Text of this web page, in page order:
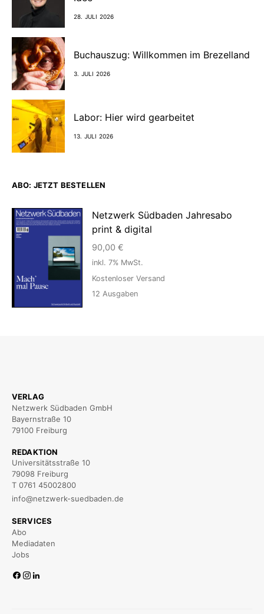
28. JULI 2026
Buchauszug: Willkommen im Brezelland
3. JULI 2026
Labor: Hier wird gearbeitet
13. JULI 2026
ABO: JETZT BESTELLEN
Netzwerk Südbaden Jahresabo
print & digital
90,00 €
inkl. 7% MwSt.
Kostenloser Versand
12 Ausgaben
VERLAG
Netzwerk Südbaden GmbH
Bayernstraße 10
79100 Freiburg
REDAKTION
Universitätsstraße 10
79098 Freiburg
T 0761 45002800
info@netzwerk-suedbaden.de
SERVICES
Abo
Mediadaten
Jobs